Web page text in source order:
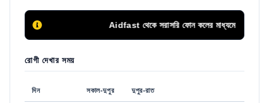
Aidfast থেকে সরাসরি ফোন কলের মাধ্যমে অথবা
রোগী দেখার সময়
দিন সকাল-দুপুর দুপুর-রাত